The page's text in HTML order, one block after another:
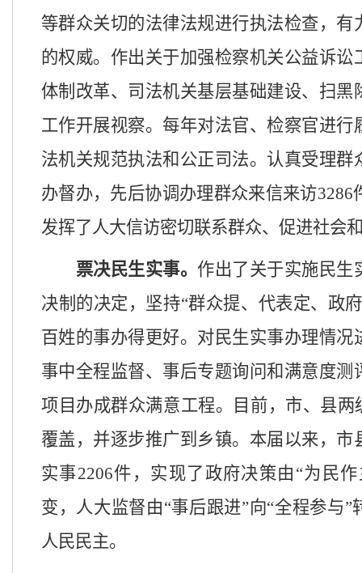
等群众关切的法律法规进行执法检查， 有
的权威。作出关于加强检察机关公益诉讼
体制改革、司法机关基层基础建设、扫黑
工作开展视察。每年对法官、检察官进行
法机关规范执法和公正司法。认真受理群
办督办，先后协调办理群众来信来访3286
发挥了人大信访密切联系群众、促进社会
票决民生实事。 作出了关于实施民生
决制的决定，坚持“群众提、代表定、政
百姓的事办得更好。对民生实事办理情况
事中全程监督、事后专题询问和满意度测
项目办成群众满意工程。目前，市、县两
覆盖，并逐步推广到乡镇。本届以来，市
实事2206件，实现了政府决策由 “为民
变，人大监督由“事后跟进”向“全程参与”
人民民主。